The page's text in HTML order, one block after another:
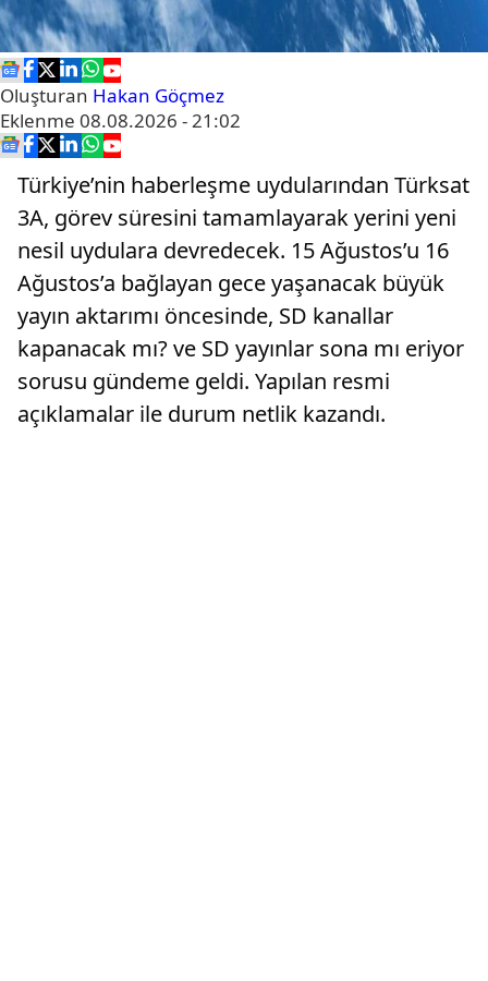
Oluşturan Hakan Göçmez
Eklenme 08.08.2026 - 21:02
Türkiye’nin haberleşme uydularından Türksat
3A, görev süresini tamamlayarak yerini yeni
nesil uydulara devredecek. 15 Ağustos’u 16
Ağustos’a bağlayan gece yaşanacak büyük
yayın aktarımı öncesinde, SD kanallar
kapanacak mı? ve SD yayınlar sona mı eriyor
sorusu gündeme geldi. Yapılan resmi
açıklamalar ile durum netlik kazandı.